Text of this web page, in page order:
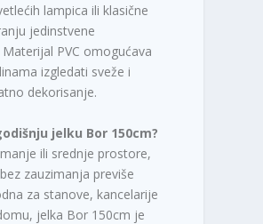
lampica ili klasične
jedinstvene
PVC omogućava
izgledati sveže i
dekorisanje.
jelku Bor 150cm?
ili srednje prostore,
zauzimanja previše
za stanove, kancelarije
jelka Bor 150cm je